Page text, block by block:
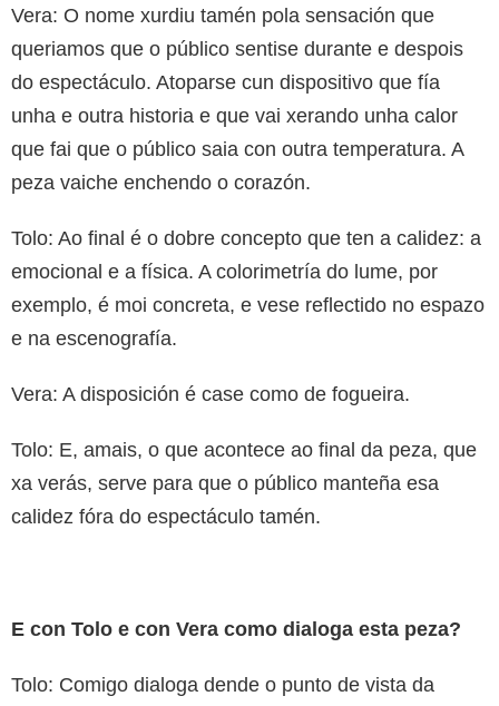
Vera: O nome xurdiu tamén pola sensación que
queriamos que o público sentise durante e despois
do espectáculo. Atoparse cun dispositivo que fía
unha e outra historia e que vai xerando unha calor
que fai que o público saia con outra temperatura. A
peza vaiche enchendo o corazón.
Tolo: Ao final é o dobre concepto que ten a calidez: a
emocional e a física. A colorimetría do lume, por
exemplo, é moi concreta, e vese reflectido no espazo
e na escenografía.
Vera: A disposición é case como de fogueira.
Tolo: E, amais, o que acontece ao final da peza, que
xa verás, serve para que o público manteña esa
calidez fóra do espectáculo tamén.
E con Tolo e con Vera como dialoga esta peza?
Tolo: Comigo dialoga dende o punto de vista da